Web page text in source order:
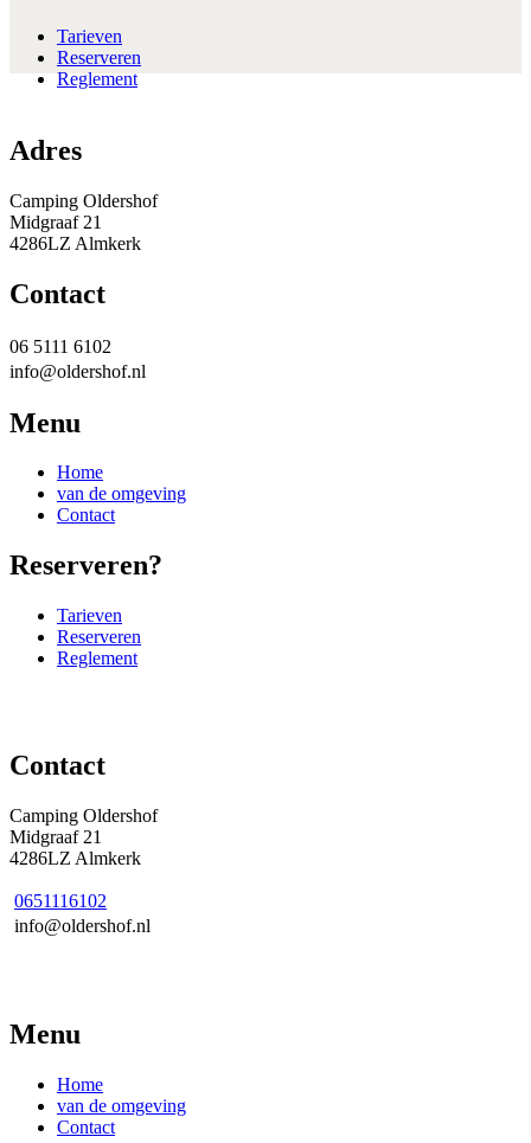
Tarieven
Reserveren
Reglement
Adres
Camping Oldershof
Midgraaf 21
4286LZ Almkerk
Contact
06 5111 6102
info@oldershof.nl
Menu
Home
van de omgeving
Contact
Reserveren?
Tarieven
Reserveren
Reglement
Contact
Camping Oldershof
Midgraaf 21
4286LZ Almkerk
0651116102
info@oldershof.nl
Menu
Home
van de omgeving
Contact